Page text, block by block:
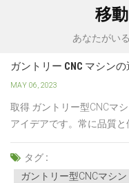
移
あなたがい
ガントリー CNC マシン
MAY 06, 2023
取得 ガントリー型CNCマ
アイデアです。常に品質
す。そうすることで、並
す。そのため、ガントリー
横長のベッドを備えてい
タグ :
ガントリー型CNCマシン